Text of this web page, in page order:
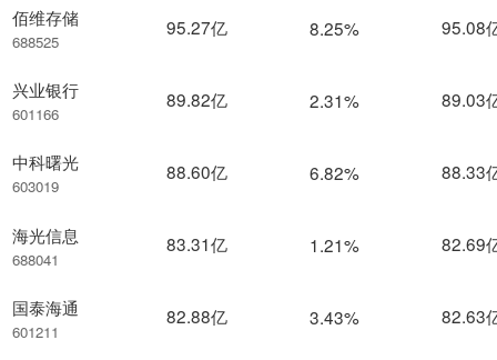
佰维存储
688525
兴业银行
601166
中科曙光
603019
海光信息
688041
国泰海通
601211
95.27亿 8.25% 95.08
89.82亿 2.31% 89.03
88.60亿 6.82% 88.33
83.31亿 1.21% 82.69
82.88亿 3.43% 82.63